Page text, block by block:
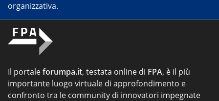
organizzativa.
Il portaleforumpa.it, testata online di FPA, è il più
importante luogo virtuale di approfondimento e
confronto tra le community di innovatori impegnate